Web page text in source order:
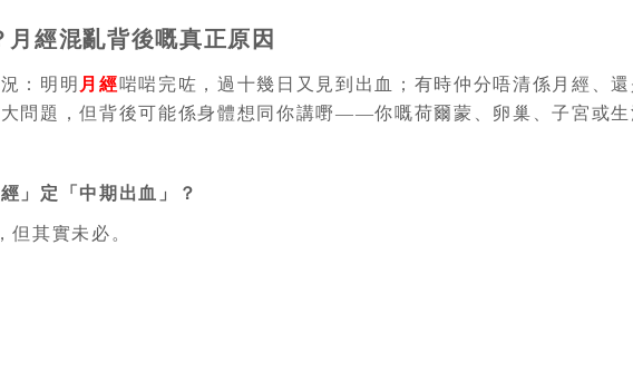
經混亂背後嘅真正原因
：明明 月經啱啱完咗，過十幾日又見到出血；有時仲分唔清係月經、
問題，但背後可能係身體想同你講嘢——你嘅荷爾蒙、卵巢、子宮或生
」定「中期出血」？
其實未必。